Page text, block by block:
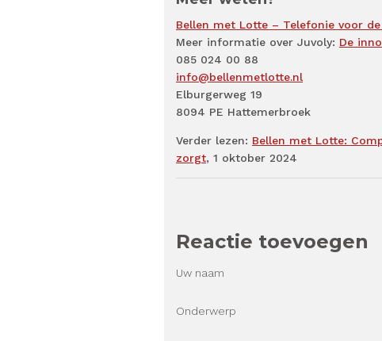
Bellen met Lotte – Telefonie voor
Meer informatie over Juvoly: De
085 024 00 88
info@bellenmetlotte.nl
Elburgerweg 19
8094 PE Hattemerbroek
Verder lezen: Bellen met Lotte:
zorgt, 1 oktober 2024
Reactie toevoegen
Uw naam
Onderwerp